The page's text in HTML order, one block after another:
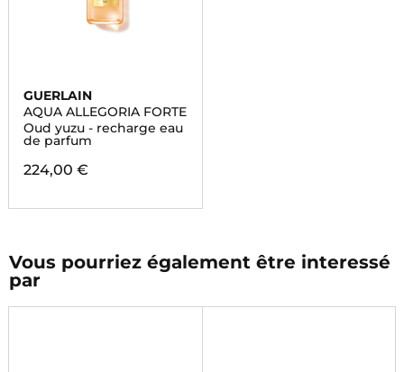
GUERLAIN
AQUA ALLEGORIA FORTE
Oud yuzu - recharge eau
de parfum
224,00 €
Vous pourriez également être interessé
par